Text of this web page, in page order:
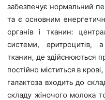
забезпечує нормальний
та є основним
органів і тканин:
системи,
тканин, де здійснюються
постійно міститься в
галактоза входить до
складу жіночого молока